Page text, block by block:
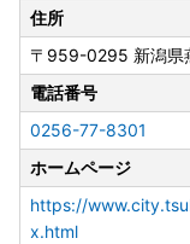
キッチン用品やテ
品をご用意してお
皆さまの生活を豊
りますので、ぜひ
【2023年9月16日
気コーナー『ひた
ーメーカー（3杯
住所
〒959-0295 新潟県
電話番号
0256-77-8301
ホームページ
https://
x.html